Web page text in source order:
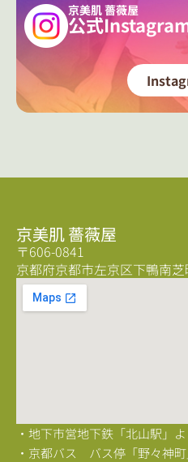
京美肌 薔薇屋
公式
京美肌 薔薇屋
〒606-0841
京都府京都市左京区下鴨南
・地下市営地下鉄「北山駅」
・京都バス バス停「野々神